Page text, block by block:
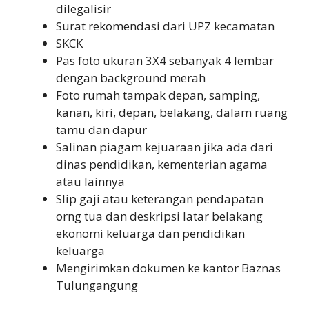
dilegalisir
Surat rekomendasi dari UPZ kecamatan
SKCK
Pas foto ukuran 3X4 sebanyak 4 lembar
dengan background merah
Foto rumah tampak depan, samping,
kanan, kiri, depan, belakang, dalam ruang
tamu dan dapur
Salinan piagam kejuaraan jika ada dari
dinas pendidikan, kementerian agama
atau lainnya
Slip gaji atau keterangan pendapatan
orng tua dan deskripsi latar belakang
ekonomi keluarga dan pendidikan
keluarga
Mengirimkan dokumen ke kantor Baznas
Tulungangung